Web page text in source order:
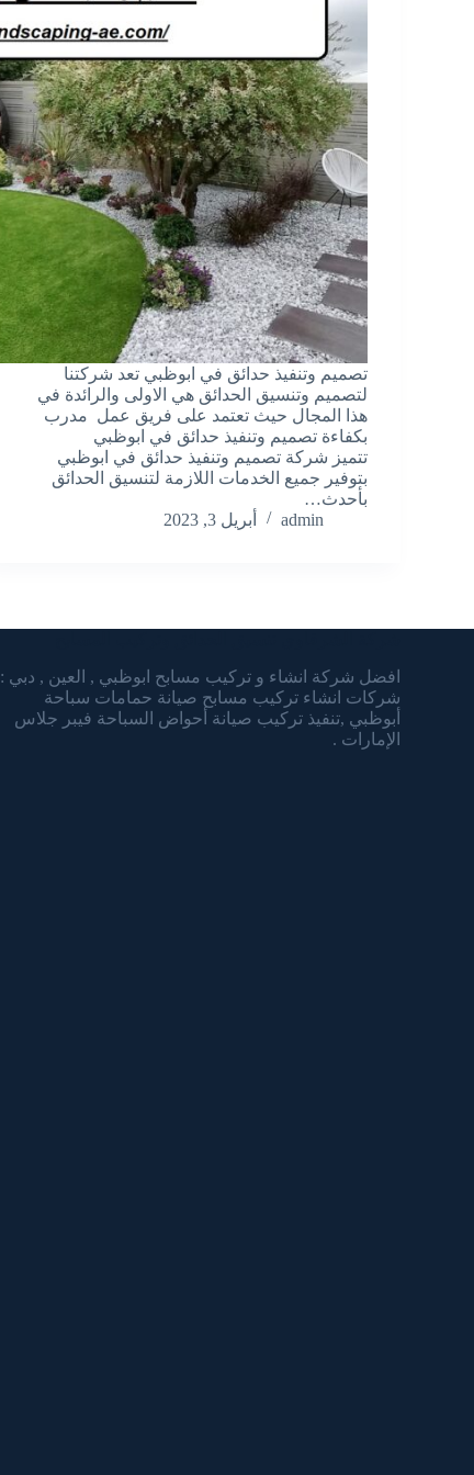
تصميم وتنفيذ حدائق في ابوظبي تعد شركتنا
لتصميم وتنسيق الحدائق هي الاولى والرائدة في
هذا المجال حيث تعتمد على فريق عمل مدرب
بكفاءة تصميم وتنفيذ حدائق في ابوظبي
تتميز شركة تصميم وتنفيذ حدائق في ابوظبي
بتوفير جميع الخدمات اللازمة لتنسيق الحدائق
بأحدث…
admin
أبريل 3, 2023
افضل شركة انشاء و تركيب مسابح ابوظبي , العين , دبي :
شركات انشاء تركيب مسابح صيانة حمامات سباحة
أبوظبي ,تنفيذ تركيب صيانة أحواض السباحة فيبر جلاس
الإمارات .